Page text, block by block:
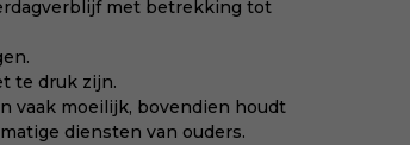
met betrekking tot
te druk zijn.
vaak moeilijk, bovendien houdt
diensten van ouders.